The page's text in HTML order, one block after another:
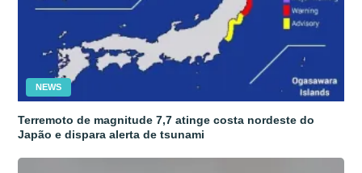
NEWS
Terremoto de magnitude 7,7 atinge costa nordeste do
Japão e dispara alerta de tsunami